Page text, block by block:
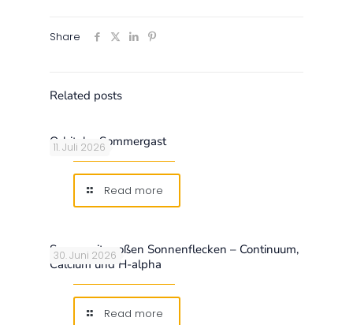
Share
Related posts
11. Juli 2026
Orbitaler Sommergast
Read more
30. Juni 2026
Sonne mit großen Sonnenflecken – Continuum,
Calcium und H-alpha
Read more